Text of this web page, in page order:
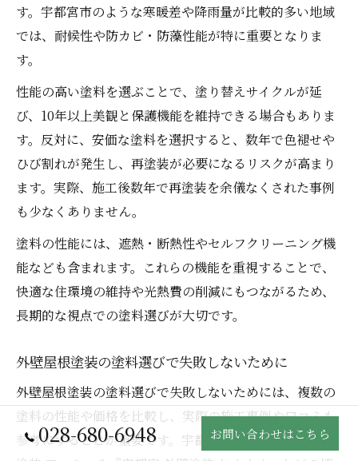
す。宇都宮市のような寒暖差や降雨量が比較的多い地域
では、耐候性や防カビ・防藻性能が特に重要となりま
す。
性能の高い塗料を選ぶことで、塗り替えサイクルが延
び、10年以上美観と保護機能を維持できる場合もありま
す。反対に、安価な塗料を選択すると、数年で色褪せや
ひび割れが発生し、再塗装が必要になるリスクが高まり
ます。実際、施工後数年で再塗装を余儀なくされた事例
も少なくありません。
塗料の性能には、遮熱・断熱性やセルフクリーニング機
能なども含まれます。これらの機能を重視することで、
快適な住環境の維持や光熱費の削減にもつながるため、
長期的な視点での塗料選びが大切です。
外壁屋根塗装の塗料選びで失敗しないために
外壁屋根塗装の塗料選びで失敗しないためには、複数の
塗料の性能や価格を比較し、実際の施工事例や口コミも
参考にすることが重要です。宇都宮市では『宇都宮 外壁
028-680-6948 お問い合わせはこちら